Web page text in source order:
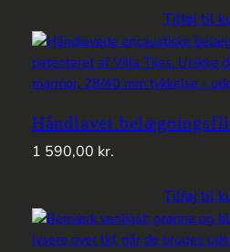
Tilføj til
Håndlavet
1 590,00 kr.
Tilføj til